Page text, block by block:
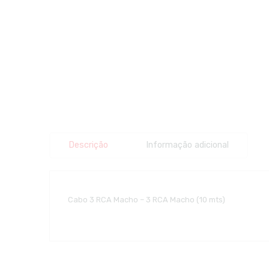
Descrição Informação adicional
Cabo 3 RCA Macho – 3 RCA Macho (10 mts)